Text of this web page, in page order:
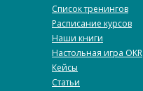
Список тренингов
Статьи
Расписание курсов
Кейсы
Настольная игра OKR
Наши книги